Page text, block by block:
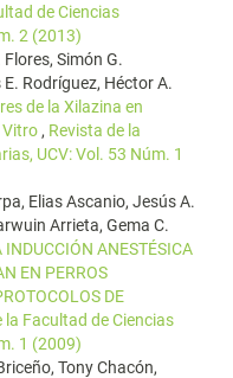
de Ciencias
2 (2013)
Simón G.
Rodríguez, Héctor A.
de la Xilazina en
Vitro , Revista de la
UCV: Vol. 53 Núm. 1
Elias Ascanio, Jesús A.
Arrieta, Gema C.
INDUCCIÓN ANESTÉSICA
EN PERROS
DE
la Facultad de Ciencias
1 (2009)
Tony Chacón,